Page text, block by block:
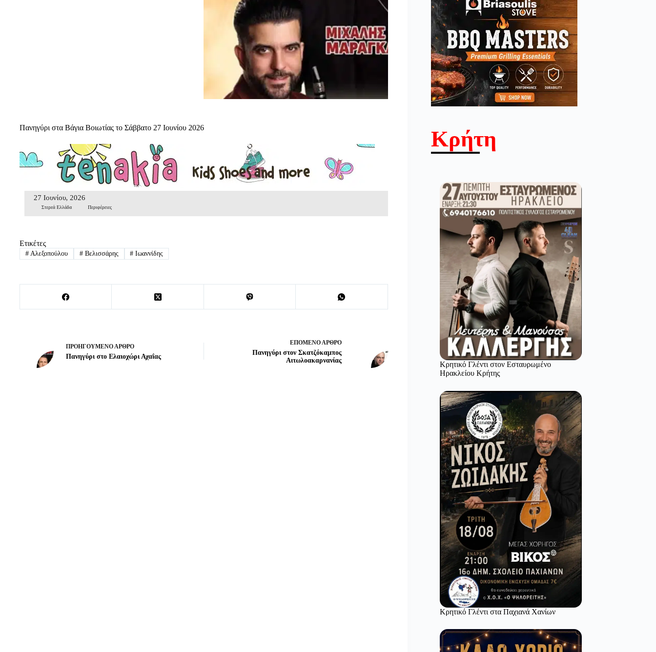
Πανηγύρι στα Βάγια Βοιωτίας το Σάββατο 27 Ιουνίου 2026
27 Ιουνίου, 2026
Στερεά Ελλάδα Περιφέρειες
Ετικέτες
#Αλεξοπούλου #Βελισσάρης # Ιωαννίδης
ΠΡΟΗΓΟΎΜΕΝΟ ΆΡΘΡΟ
Πανηγύρι στο Ελαιοχώρι Αχαΐας
ΕΠΌΜΕΝΟ ΆΡΘΡΟ
Πανηγύρι στον Σκατζόκαμπος
Αιτωλοακαρνανίας
Κρήτη
Κρητικό Γλέντι στον Εσταυρωμένο
Ηρακλείου Κρήτης
Κρητικό Γλέντι στα Παχιανά Χανίων